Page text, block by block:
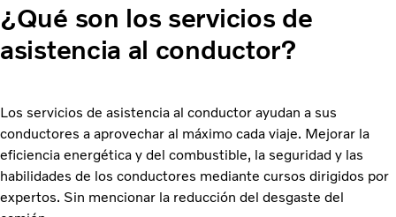
¿Qué son los servicios de
asistencia al conductor?
Los servicios de asistencia al conductor ayudan a sus
conductores a aprovechar al máximo cada viaje. Mejorar la
eficiencia energética y del combustible, la seguridad y las
habilidades de los conductores mediante cursos dirigidos por
expertos. Sin mencionar la reducción del desgaste del